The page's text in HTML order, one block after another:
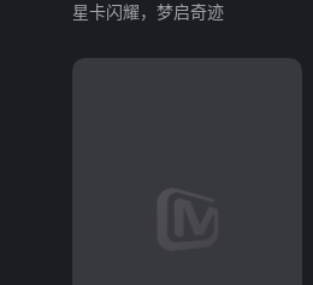
星卡闪耀，梦启奇迹